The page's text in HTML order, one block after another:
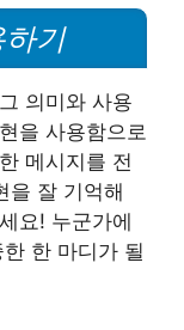
기
의미와 사용
을 사용함으로
메시지를 전
을 잘 기억해
요! 누군가에
한 마디가 될